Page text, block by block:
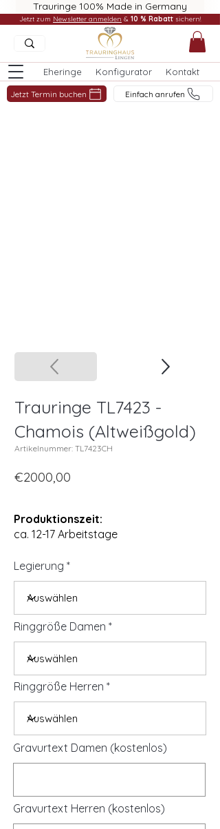
Trauringe 100% Made in Germany
Eheringe Konfigurator Kontakt
Jetzt Termin buchen Einfach anrufen
Jetzt zum Newsletter anmelden & 10 % Rabatt sichern!
Trauringe TL7423 -
Chamois (Altweißgold)
Artikelnummer: TL7423CH
€2000,00
Produktionszeit:
ca. 12-17 Arbeitstage
Legierung
Ringgröße Damen
Ringgröße Herren
Gravurtext Damen (kostenlos)
Gravurtext Herren (kostenlos)